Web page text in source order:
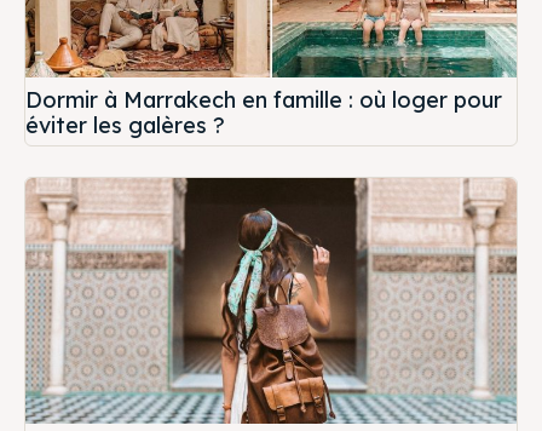
Dormir à Marrakech en famille : où loger pour
éviter les galères ?